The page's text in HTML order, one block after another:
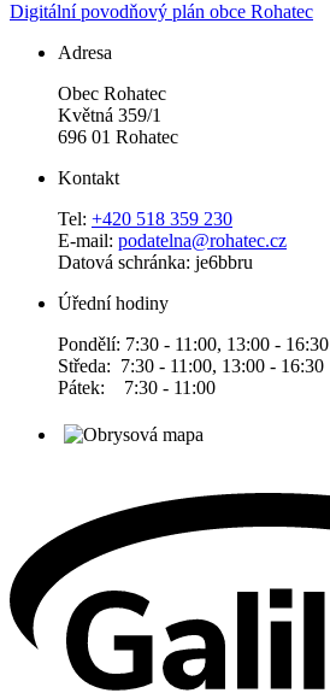
Digitální povodňový plán obce Rohatec
Adresa
Obec Rohatec
Květná 359/1
696 01 Rohatec
Kontakt
Tel: +420 518 359 230
E-mail: podatelna@rohatec.cz
Datová schránka: je6bbru
Úřední hodiny
Pondělí: 7:30 - 11:00, 13:00 - 16:30
Středa: 7:30 - 11:00, 13:00 - 16:30
Pátek: 7:30 - 11:00